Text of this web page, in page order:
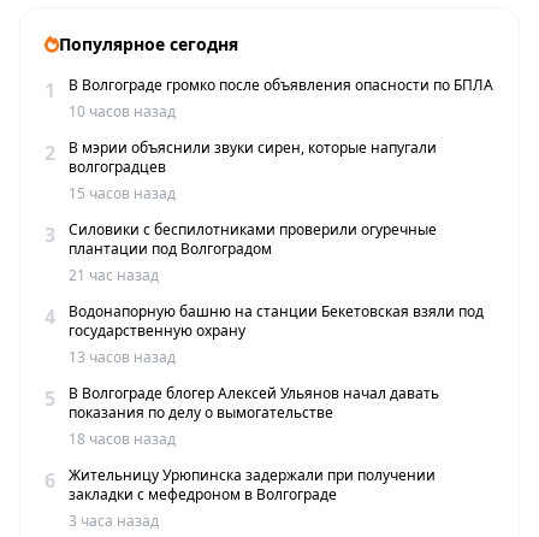
Популярное сегодня
1
В Волгограде громко после объявления опасности по БПЛА
10 часов назад
2
В мэрии объяснили звуки сирен, которые напугали
волгоградцев
15 часов назад
3
Силовики с беспилотниками проверили огуречные
плантации под Волгоградом
21 час назад
4
Водонапорную башню на станции Бекетовская взяли под
государственную охрану
13 часов назад
5
В Волгограде блогер Алексей Ульянов начал давать
показания по делу о вымогательстве
18 часов назад
6
Жительницу Урюпинска задержали при получении
закладки с мефедроном в Волгограде
3 часа назад